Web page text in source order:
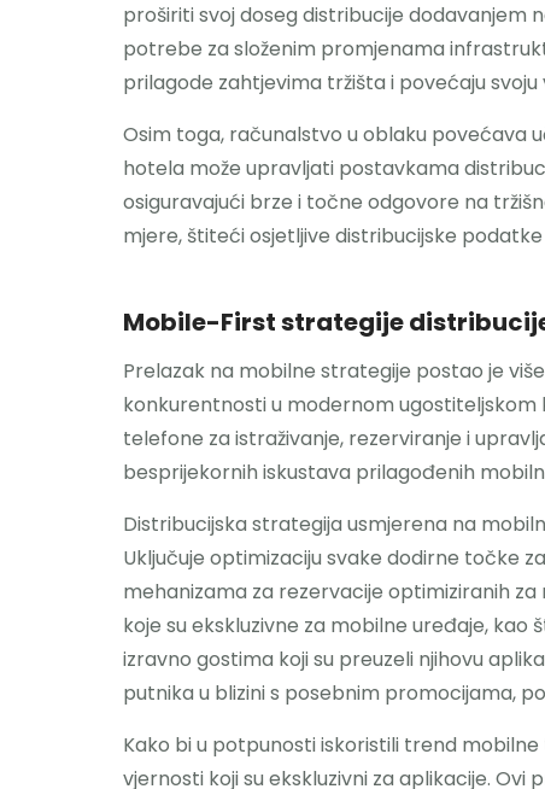
proširiti svoj doseg distribucije
potrebe za složenim promjenama
prilagode zahtjevima tržišta i povećaju
Osim toga, računalstvo u oblaku povećava
hotela može upravljati postavkama
osiguravajući brze i točne odgovore na
mjere, štiteći osjetljive distribucijske
Mobile-First strategije
Prelazak na mobilne strategije postao je
konkurentnosti u modernom ugostiteljskom
telefone za istraživanje, rezerviranje i
besprijekornih iskustava prilagođenih
Distribucijska strategija usmjerena na
Uključuje optimizaciju svake dodirne točke
mehanizama za rezervacije optimiziranih
koje su ekskluzivne za mobilne uređaje, kao
izravno gostima koji su preuzeli njihovu
putnika u blizini s posebnim promocijama,
Kako bi u potpunosti iskoristili trend
vjernosti koji su ekskluzivni za aplikacije.